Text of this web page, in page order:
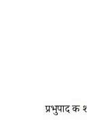
प्रभुपाद